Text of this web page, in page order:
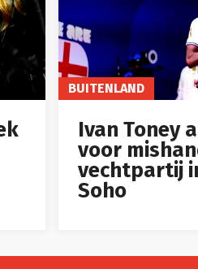
BUITENLAND
Ivan Toney
voor
vechtpartij
Soho